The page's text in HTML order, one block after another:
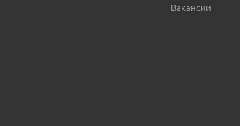
Вакансии